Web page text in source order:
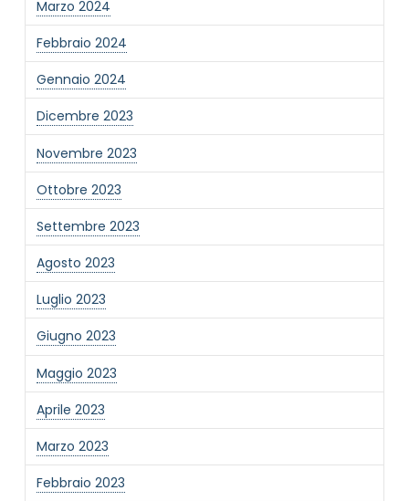
Marzo 2024
Febbraio 2024
Gennaio 2024
Dicembre 2023
Novembre 2023
Ottobre 2023
Settembre 2023
Agosto 2023
Luglio 2023
Giugno 2023
Maggio 2023
Aprile 2023
Marzo 2023
Febbraio 2023
Newsletter
Desidero rimanere aggiornato sulle ultime
novità dell'Associazione tramite l'iscrizione alla
newsletter
Invia